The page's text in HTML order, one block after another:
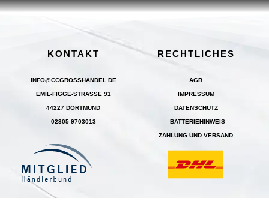
KONTAKT
INFO@CCGROSSHANDEL.DE
EMIL-FIGGE-STRASSE 91
44227 DORTMUND
02305 9703013
RECHTLICHES
AGB
IMPRESSUM
DATENSCHUTZ
BATTERIEHINWEIS
ZAHLUNG UND VERSAND